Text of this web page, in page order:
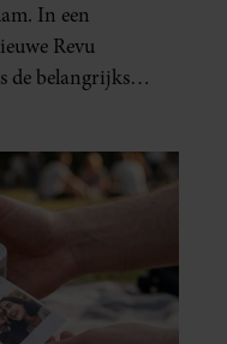
In een
Revu
de belangrijkste
aan
hun leven